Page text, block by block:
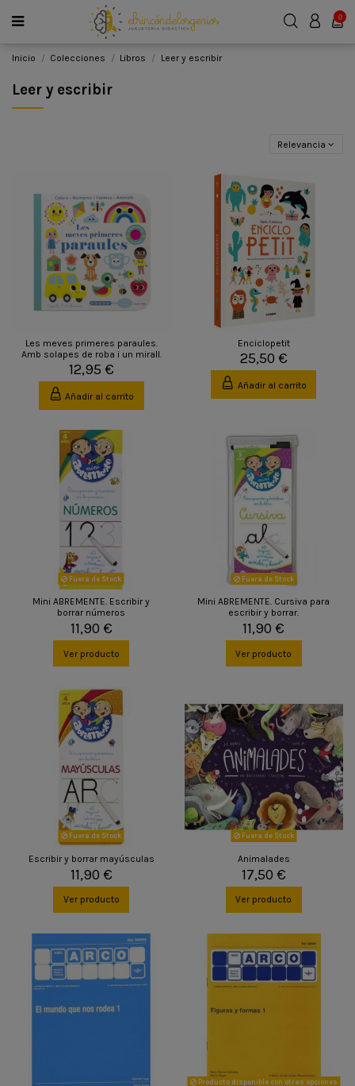
0
Inicio Colecciones Libros Leer y escribir
Leer y escribir
Relevancia
Les meves primeres paraules.
Amb solapes de roba i un mirall.
12,95 €
Añadir al carrito
Enciclopetit
25,50 €
Añadir al carrito
Fuera de Stock
Mini ABREMENTE. Escribir y
borrar números
11,90 €
Ver producto
Fuera de Stock
Mini ABREMENTE. Cursiva para
escribir y borrar.
11,90 €
Ver producto
Fuera de Stock
Escribir y borrar mayúsculas
11,90 €
Ver producto
Fuera de Stock
Animalades
17,50 €
Ver producto
Producto disponible con otras opciones